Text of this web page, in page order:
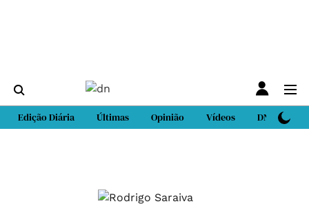
Edição Diária Últimas Opinião Vídeos DN Sport